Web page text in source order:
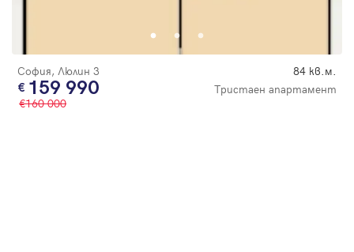
София, Люлин 3 84 кв.м.
159 990
Тристаен апартамент
160 000